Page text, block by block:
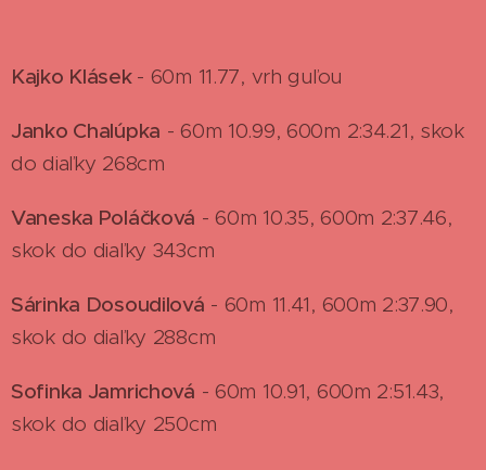
Kajko Klásek - 60m 11.77, vrh guľou
Janko Chalúpka - 60m 10.99, 600m 2:34.21, skok
do diaľky 268cm
Vaneska Poláčková - 60m 10.35, 600m 2:37.46,
skok do diaľky 343cm
Sárinka Dosoudilová - 60m 11.41, 600m 2:37.90,
skok do diaľky 288cm
Sofinka Jamrichová - 60m 10.91, 600m 2:51.43,
skok do diaľky 250cm